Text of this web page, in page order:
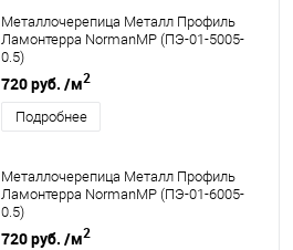
Металлочерепица Металл Профиль
Ламонтерра NormanMP (ПЭ-01-5005-
0.5)
720 руб. /м2
Подробнее
Металлочерепица Металл Профиль
Ламонтерра NormanMP (ПЭ-01-6005-
0.5)
720 руб. /м2